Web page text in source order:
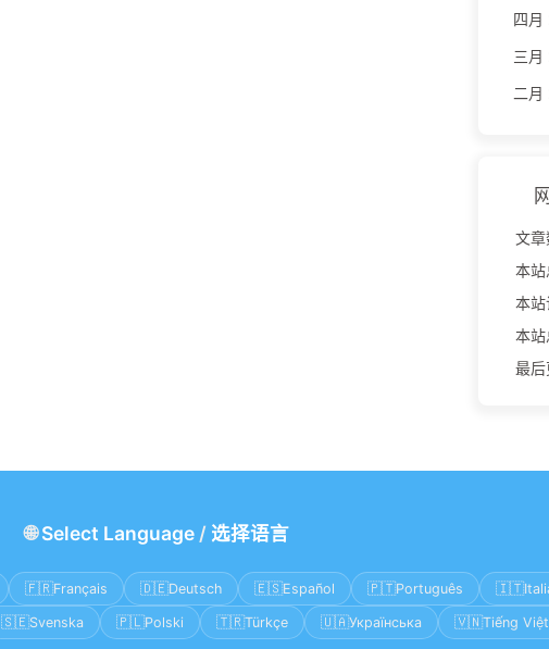
四月
三月
二
文章
本站
本站
本站
最后
🌐Select Language/ 选择语言
🇫🇷Français 🇩🇪Deutsch 🇪🇸Español 🇵🇹Português 🇮🇹
🇸🇪Svenska 🇵🇱Polski 🇹🇷Türkçe 🇺🇦Українська 🇻🇳Tiếng Việt